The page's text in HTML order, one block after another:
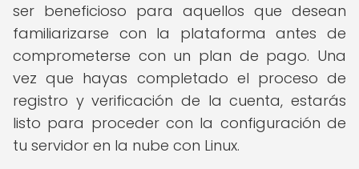
ser beneficioso para aquellos que desean
familiarizarse con la plataforma antes de
comprometerse con un plan de pago. Una
vez que hayas completado el proceso de
registro y verificación de la cuenta, estarás
listo para proceder con la configuración de
tu servidor en la nube con Linux.